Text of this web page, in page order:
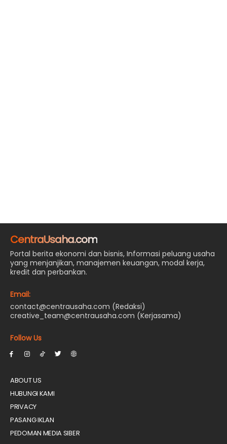
CentraUsaha.com
Portal berita ekonomi dan bisnis, Informasi peluang usaha
yang menjanjikan, manajemen keuangan, modal kerja,
kredit dan perbankan.
Email:
contact@centrausaha.com (Redaksi)
creative_team@centrausaha.com (Kerjasama)
Follow Us
ABOUT US
HUBUNGI KAMI
PRIVACY
PASANG IKLAN
PEDOMAN MEDIA SIBER